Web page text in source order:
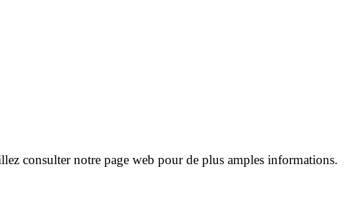
consulter notre page web pour de plus amples informations.